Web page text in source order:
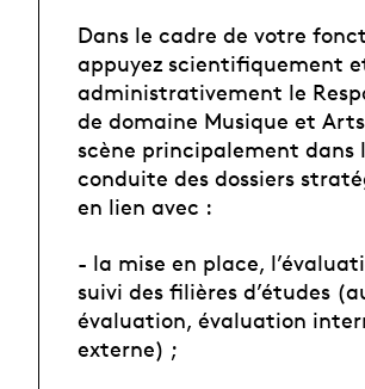
Dans le cadre de votre
appuyez scientifiquement
administrativement le
de domaine Musique et
scène principalement dans
conduite des dossiers
en lien avec :
- la mise en place,
suivi des filières d’études
évaluation, évaluation
externe) ;